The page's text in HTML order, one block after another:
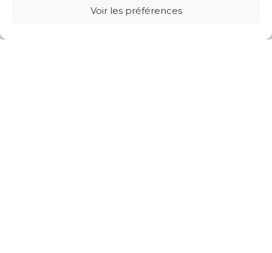
Voir les préférences
Next projects